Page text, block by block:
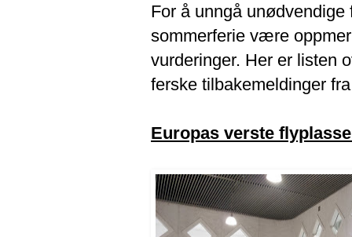
For å unngå
sommerferie være
vurderinger. Her er listen
ferske tilbakemeldinger
Europas verste